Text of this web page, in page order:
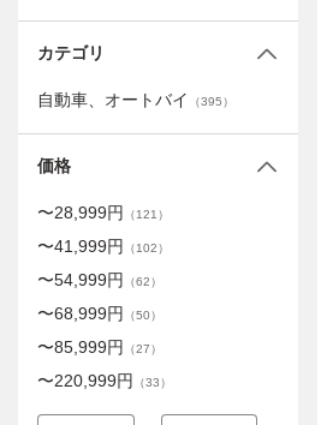
カテゴリ
自動車、オートバイ （395）
価格
〜28,999円 （121 ）
〜41,999円 （102）
〜54,999円 （62）
〜68,999円 （50）
〜85,999円 （27）
〜220,999円 （33）